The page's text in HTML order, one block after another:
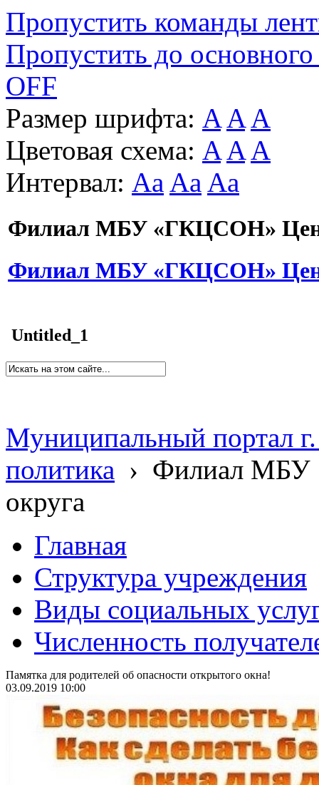
Пропустить команды
Пропустить до основного
OFF
Размер шрифта: A A A
Цветовая схема: A A A
Интервал: Aa Aa Aa
Филиал МБУ «ГКЦСОН»
Филиал МБУ «ГКЦСОН»
Untitled_1
Муниципальный портал
политика › Филиал МБУ
округа
Главная
Структура учреждения
Виды социальных
Численность
Памятка для родителей об опасности открытого окна!
03.09.2019 10:00